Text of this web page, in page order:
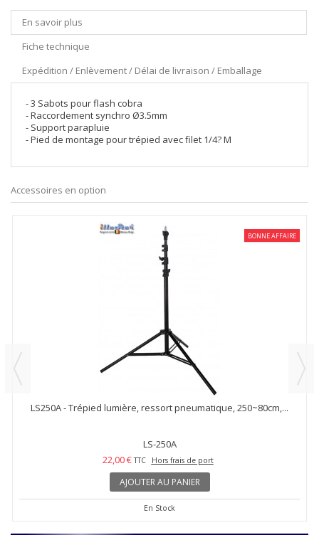
En savoir plus
Fiche technique
Expédition / Enlèvement / Délai de livraison / Emballage
- 3 Sabots pour flash cobra
- Raccordement synchro Ø3.5mm
- Support parapluie
- Pied de montage pour trépied avec filet 1/4? M
Accessoires en option
BONNE AFFAIRE
LS250A - Trépied lumière, ressort pneumatique, 250~80cm,...
LS-250A
22,00 € TTC Hors frais de port
AJOUTER AU PANIER
En Stock